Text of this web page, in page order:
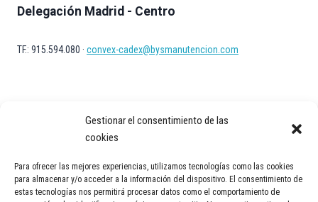
Gestionar el consentimiento de las
cookies
Para ofrecer las mejores experiencias, utilizamos tecnologías como las cookies
para almacenar y/o acceder a la información del dispositivo. El consentimiento de
estas tecnologías nos permitirá procesar datos como el comportamiento de
Delegación Madrid - Centro
TF.: 915.594.080 · convex-cadex@bysmanutencion.com
Aviso Legal Política de privacidad Política de Cookies